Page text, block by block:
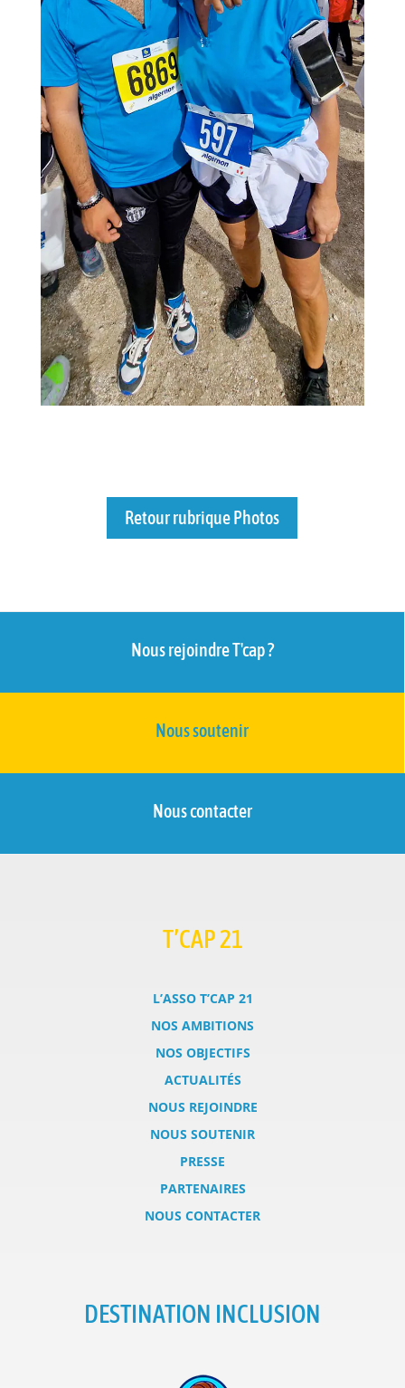
Retour rubrique Photos
Nous rejoindre T'cap ?
Nous soutenir
Nous contacter
T’CAP 21
L’ASSO T’CAP 21
NOS AMBITIONS
NOS OBJECTIFS
ACTUALITÉS
NOUS REJOINDRE
NOUS SOUTENIR
PRESSE
PARTENAIRES
NOUS CONTACTER
DESTINATION INCLUSION